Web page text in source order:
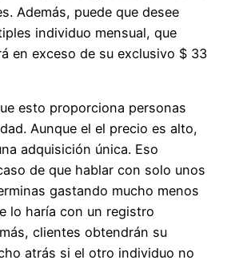
Además, puede que desee
individuo mensual, que
en exceso de su exclusivo $ 33
esto proporciona personas
Aunque el el precio es alto,
adquisición única. Eso
de que hablar con solo unos
gastando mucho menos
lo haría con un registro
clientes obtendrán su
atrás si el otro individuo no